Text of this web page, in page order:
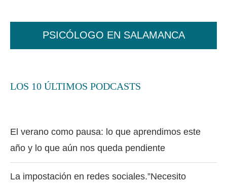
PSICÓLOGO EN SALAMANCA
LOS 10 ÚLTIMOS PODCASTS
El verano como pausa: lo que aprendimos este
año y lo que aún nos queda pendiente
La impostación en redes sociales.”Necesito